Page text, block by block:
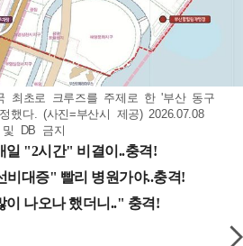
최초로 크루즈를 주제로 한 '부산 동구
했다. (사진=부산시 제공) 2026.07.08
및 DB 금지